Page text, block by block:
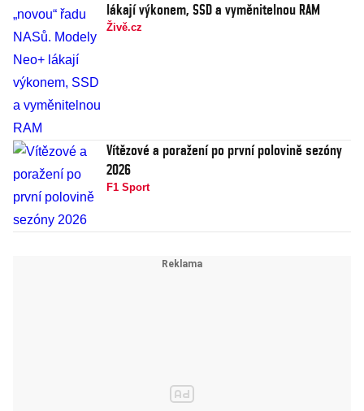
lákají výkonem, SSD a vyměnitelnou RAM
Živě.cz
Vítězové a poražení po první polovině sezóny
2026
F1 Sport